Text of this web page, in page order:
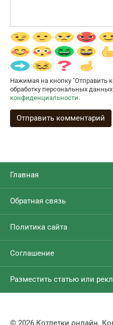
Нажимая на кнопку "Отправить
обработку персональных
конфиденциальности.
Главная
Обратная связь
Политика сайта
Соглашение
Разместить статью или
© 2026 Котлетки.онлайн.